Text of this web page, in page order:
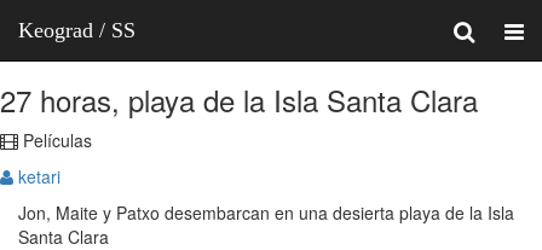
Keograd / SS
27 horas, playa de la Isla Santa Clara
Películas
ketari
Jon, Maite y Patxo desembarcan en una desierta playa de la Isla
Santa Clara